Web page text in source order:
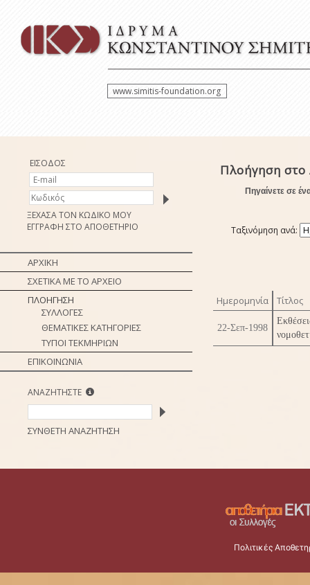
www.simitis-foundation.org
ΕΙΣΟΔΟΣ
ΞΕΧΑΣΑ ΤΟΝ ΚΩΔΙΚΟ ΜΟΥ
ΕΓΓΡΑΦΗ ΣΤΟ ΑΠΟΘΕΤΗΡΙΟ
ΑΡΧΙΚΗ
ΣΧΕΤΙΚΑ ΜΕ ΤΟ ΑΡΧΕΙΟ
ΠΛΟΗΓΗΣΗ
ΣΥΛΛΟΓΕΣ
ΘΕΜΑΤΙΚΕΣ ΚΑΤΗΓΟΡΙΕΣ
ΤΥΠΟΙ ΤΕΚΜΗΡΙΩΝ
ΕΠΙΚΟΙΝΩΝΙΑ
ΑΝΑΖΗΤΗΣΤΕ
ΣΥΝΘΕΤΗ ΑΝΑΖΗΤΗΣΗ
Πλοήγηση στο
Πηγαίνετε σε
Ταξινόμηση ανά:
Ημερομηνία Τίτλος
22-Σεπ-1998